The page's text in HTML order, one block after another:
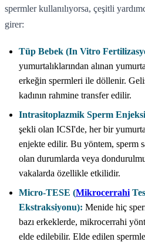
spermler kullanılıyorsa, çeşitli
girer:
Tüp Bebek (In Vitro
yumurtalıklarından alınan
erkeğin spermleri ile döllenir.
kadının rahmine transfer edilir.
Intrasitoplazmik Sperm
şekli olan ICSI'de, her bir
enjekte edilir. Bu yöntem, sperm
olan durumlarda veya
vakalarda özellikle etkilidir.
Micro-TESE (Mikrocerrahi
Ekstraksiyonu): Menide hiç
bazı erkeklerde, mikrocerrahi
elde edilebilir. Elde edilen